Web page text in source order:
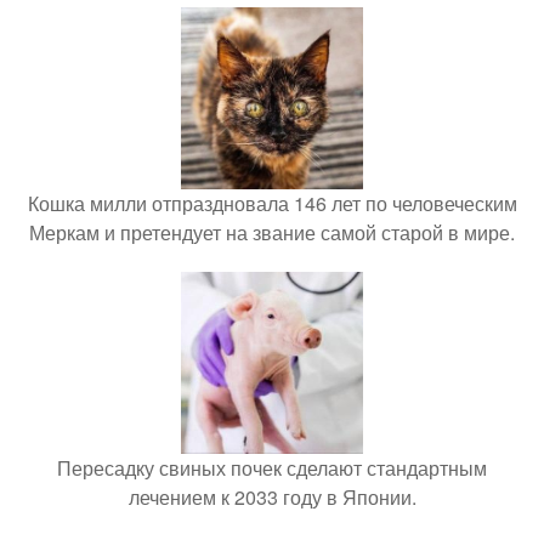
Кошка милли отпраздновала 146 лет по человеческим
Меркам и претендует на звание самой старой в мире.
Пересадку свиных почек сделают стандартным
лечением к 2033 году в Японии.